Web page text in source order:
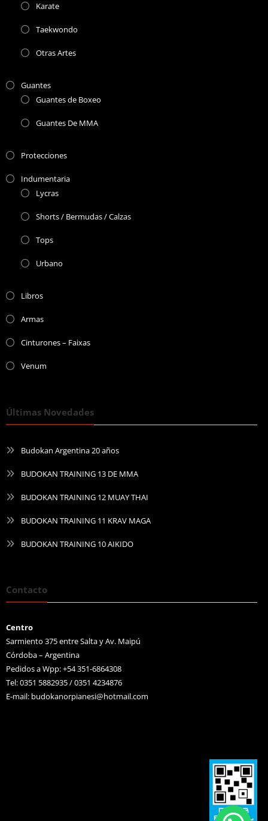
Karate
Taekwondo
Otras Artes
Guantes
Guantes de Boxeo
Guantes De MMA
Protecciones
Indumentaria
Lycras
Shorts / Bermudas / Calzas
Tops
Urbano
Libros
Armas
Cinturones – Faixas
Venum
Últimas Novedades
Budokan Argentina 20 años
BUDOKAN TRAINING 13 DE MMA
BUDOKAN TRAINING 12 MUAY THAI
BUDOKAN TRAINING 11 KRAV MAGA
BUDOKAN TRAINING 10 AIKIDO
Contacto
Centro
Sarmiento 375 entre Salta y Av. Maipú
Córdoba – Argentina
Pedidos a Wpp: +54 351-6864308
Tel: 0351 5882935 / 0351 4234876
E-mail: budokanorpianesi@hotmail.com